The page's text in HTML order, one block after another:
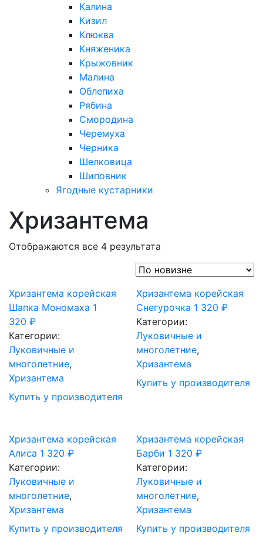
Калина
Кизил
Клюква
Княженика
Крыжовник
Малина
Облепиха
Рябина
Смородина
Черемуха
Черника
Шелковица
Шиповник
Ягодные кустарники
Хризантема
Отображаются все 4 результата
Хризантема корейская
Шапка Мономаха 1
320 ₽
Категории:
Луковичные и
многолетние,
Хризантема
Купить у производителя
Хризантема корейская
Снегурочка 1 320₽
Категории:
Луковичные и
многолетние,
Хризантема
Купить у производителя
Хризантема корейская
Алиса 1 320 ₽
Категории:
Луковичные и
многолетние,
Хризантема
Купить у производителя
Хризантема корейская
Барби 1 320₽
Категории:
Луковичные и
многолетние,
Хризантема
Купить у производителя